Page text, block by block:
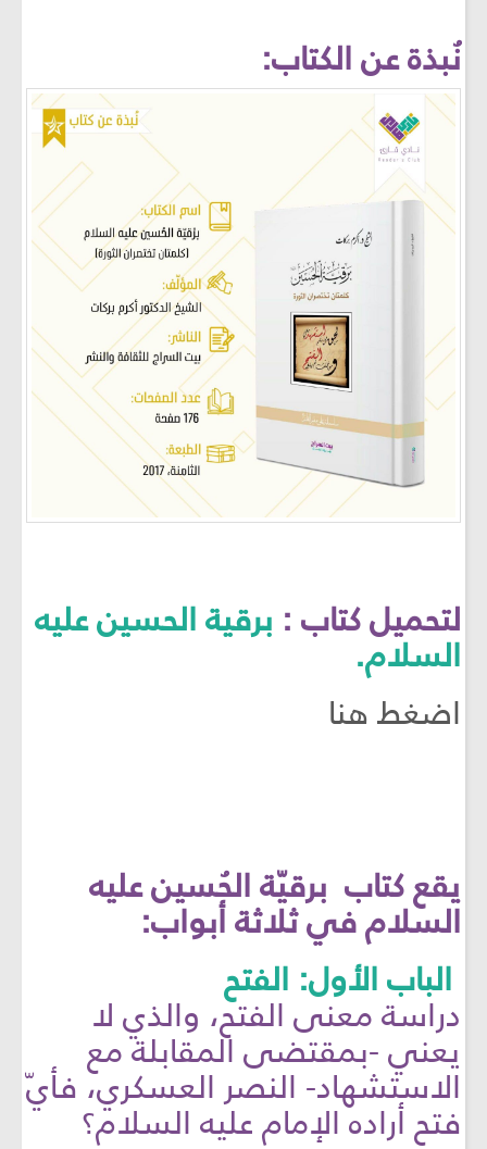
نُبذة عن الكتاب:
لتحميل كتاب : برقية الحسين عليه
السلام.
اضغط هنا
يقع كتاب برقيّة الحُسين عليه
السلام في ثلاثة أبواب:
الباب الأول: الفتح
دراسة معنى الفتح، والذي لا
يعني -بمقتضى المقابلة مع
الاستشهاد- النصر العسكري، فأيّ
فتح أراده الإمام عليه السلام؟